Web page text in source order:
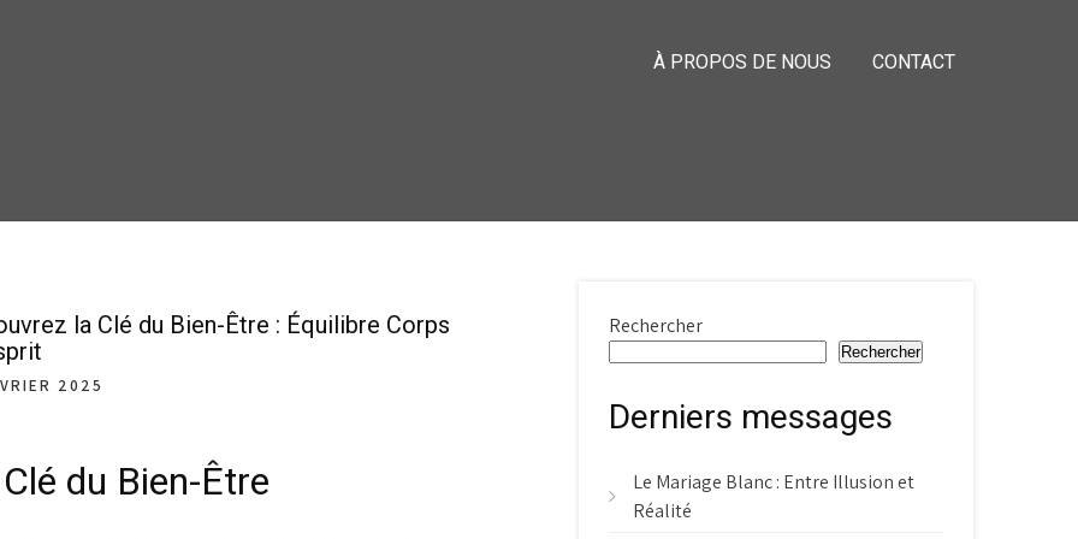
À PROPOS DE NOUS CONTACT
la Clé du Bien-Être : Équilibre Corps
2025
du Bien-Être
Rechercher
Rechercher
Derniers messages
Le Mariage Blanc : Entre Illusion et
Réalité